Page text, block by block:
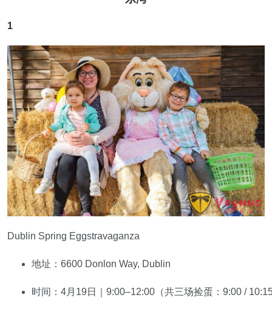
1
Dublin Spring Eggstravaganza
地址：6600 Donlon Way, Dublin
时间：4月19日｜9:00–12:00（共三场捡蛋：9:00 /